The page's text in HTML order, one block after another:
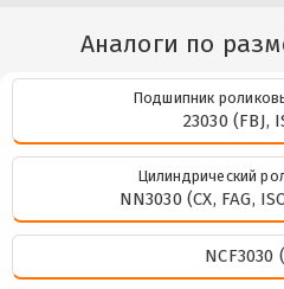
Аналоги по
Подшипник
23030 (FBJ,
Цилиндрический
NN3030 (CX, FAG,
NCF3030